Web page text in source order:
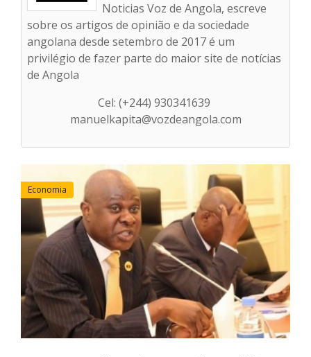
Noticias Voz de Angola, escreve
sobre os artigos de opinião e da sociedade
angolana desde setembro de 2017 é um
privilégio de fazer parte do maior site de notícias
de Angola
Cel: (+244) 930341639
manuelkapita@vozdeangola.com
Economia